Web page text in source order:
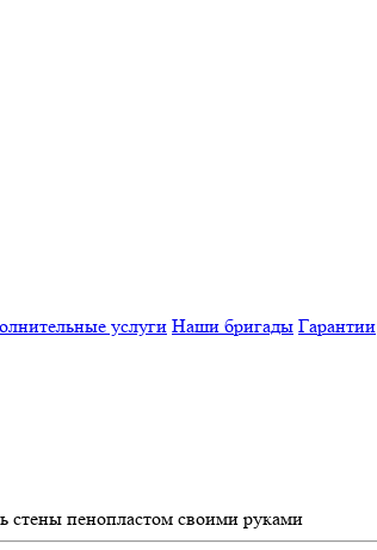
услуги Наши бригады Гарантии
стены пенопластом своими руками